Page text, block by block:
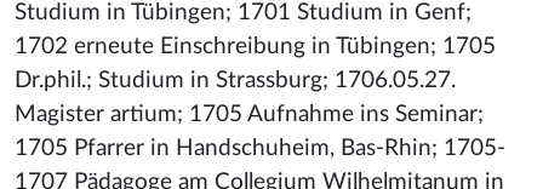
Studium in Tübingen; 1701 Studium in Genf;
1702 erneute Einschreibung in Tübingen; 1705
Dr.phil.; Studium in Strassburg; 1706.05.27.
Magister artium; 1705 Aufnahme ins Seminar;
1705 Pfarrer in Handschuheim, Bas-Rhin; 1705-
1707 Pädagoge am Collegium Wilhelmitanum in